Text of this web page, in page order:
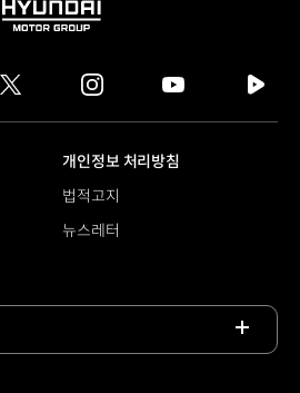
HYUNDAI
GROUP
twitter instagram
tv
개인정보 처리방침
법적고지
뉴스레터